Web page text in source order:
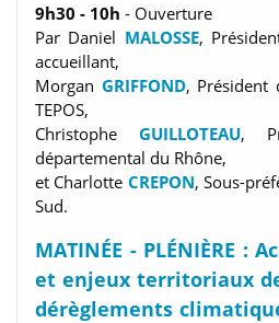
9h30 - 10h - Ouverture
Par Daniel MALOSSE,
accueillant,
Morgan GRIFFOND, Président
TEPOS,
Christophe GUILLOTEAU,
départemental du Rhône,
et Charlotte CREPON, Sous-
Sud.
MATINÉE - PLÉNIÈRE :
et enjeux territoriaux
dérèglements